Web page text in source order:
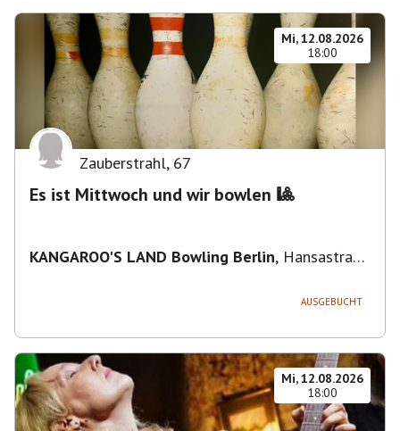
Mi, 12.08.2026
18:00
Zauberstrahl, 67
Es ist Mittwoch und wir bowlen 🎱
KANGAROO'S LAND Bowling Berlin, Hansastraße
AUSGEBUCHT
Mi, 12.08.2026
18:00